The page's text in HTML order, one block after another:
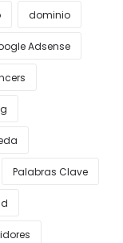
dominio
Adsense
Palabras Clave